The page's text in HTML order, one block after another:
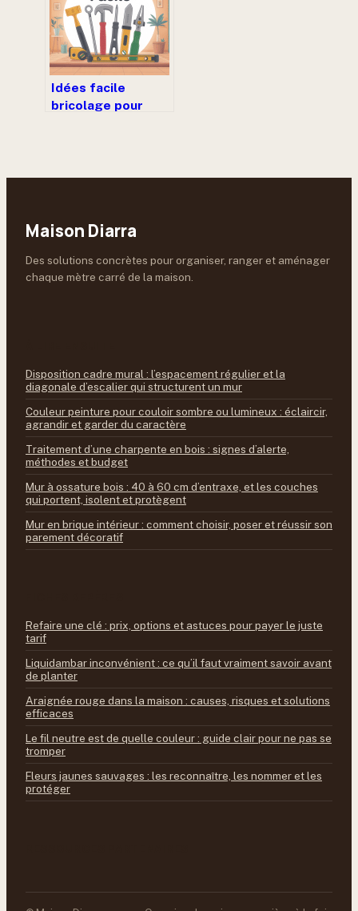
Idées facile
bricolage pour
Maison Diarra
Des solutions concrètes pour organiser, ranger et aménager
chaque mètre carré de la maison.
Disposition cadre mural : l’espacement régulier et la
diagonale d’escalier qui structurent un mur
Couleur peinture pour couloir sombre ou lumineux : éclaircir,
agrandir et garder du caractère
Traitement d’une charpente en bois : signes d’alerte,
méthodes et budget
Mur à ossature bois : 40 à 60 cm d’entraxe, et les couches
qui portent, isolent et protègent
Mur en brique intérieur : comment choisir, poser et réussir son
parement décoratif
Refaire une clé : prix, options et astuces pour payer le juste
tarif
Liquidambar inconvénient : ce qu’il faut vraiment savoir avant
de planter
Araignée rouge dans la maison : causes, risques et solutions
efficaces
Le fil neutre est de quelle couleur : guide clair pour ne pas se
tromper
Fleurs jaunes sauvages : les reconnaître, les nommer et les
protéger